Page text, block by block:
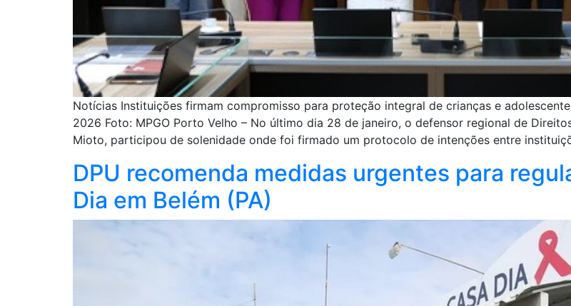
Notícias Instituições firmam compromisso para proteção integral de crianças e
2026 Foto: MPGO Porto Velho – No último dia 28 de janeiro, o defensor regional de
Mioto, participou de solenidade onde foi firmado um protocolo de intenções entre
DPU recomenda medidas urgentes para
Dia em Belém (PA)